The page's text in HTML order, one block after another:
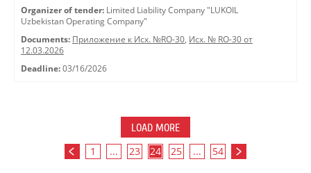
Organizer of tender: Limited Liability Company "LUKOIL
Uzbekistan Operating Company"
Documents: Приложение к Исх. №RO-30, Исх. № RO-30 от
12.03.2026
Deadline: 03/16/2026
LOAD MORE
1 ... 23 24 25 ... 54